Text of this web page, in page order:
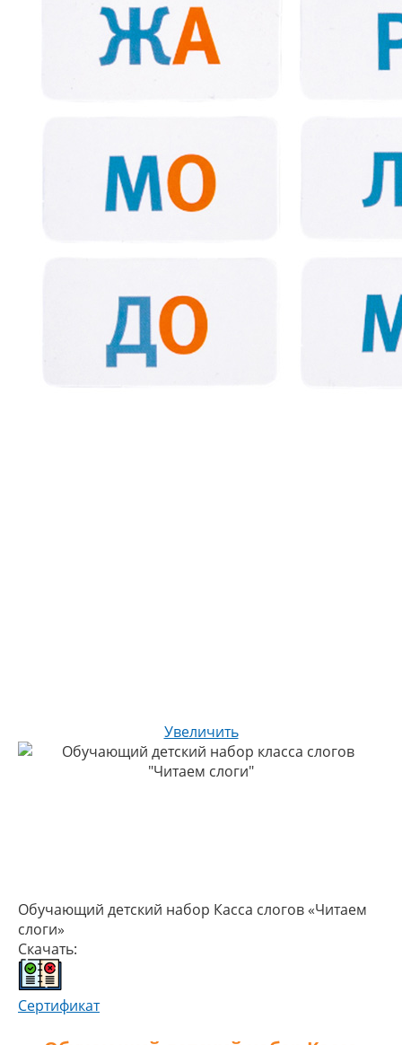
Увеличить
Обучающий детский набор Касса слогов «Читаем
слоги»
Скачать:
Сертификат